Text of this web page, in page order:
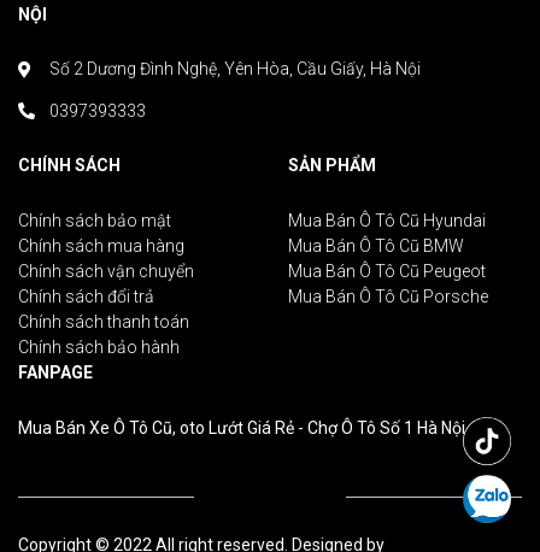
NỘI
Số 2 Dương Đình Nghệ, Yên Hòa, Cầu Giấy, Hà Nội
0397393333
CHÍNH SÁCH
Chính sách bảo mật
Chính sách mua hàng
Chính sách vận chuyển
Chính sách đổi trả
Chính sách thanh toán
Chính sách bảo hành
SẢN PHẨM
Mua Bán Ô Tô Cũ Hyundai
Mua Bán Ô Tô Cũ BMW
Mua Bán Ô Tô Cũ Peugeot
Mua Bán Ô Tô Cũ Porsche
FANPAGE
Mua Bán Xe Ô Tô Cũ, oto Lướt Giá Rẻ - Chợ Ô Tô Số 1 Hà Nội
Copyright © 2022 All right reserved. Designed by